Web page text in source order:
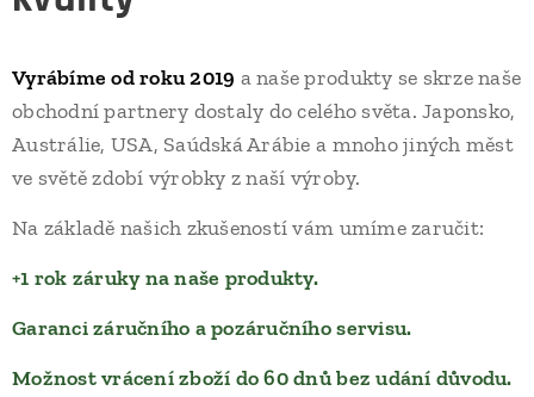
Vyrábíme od roku 2019 a naše produkty se skrze naše
obchodní partnery dostaly do celého světa. Japonsko,
Austrálie, USA, Saúdská Arábie a mnoho jiných měst
ve světě zdobí výrobky z naší výroby.
Na základě našich zkušeností vám umíme zaručit:
+1 rok záruky na naše produkty.
Garanci záručního a pozáručního servisu.
Možnost vrácení zboží do 60 dnů bez udání důvodu.